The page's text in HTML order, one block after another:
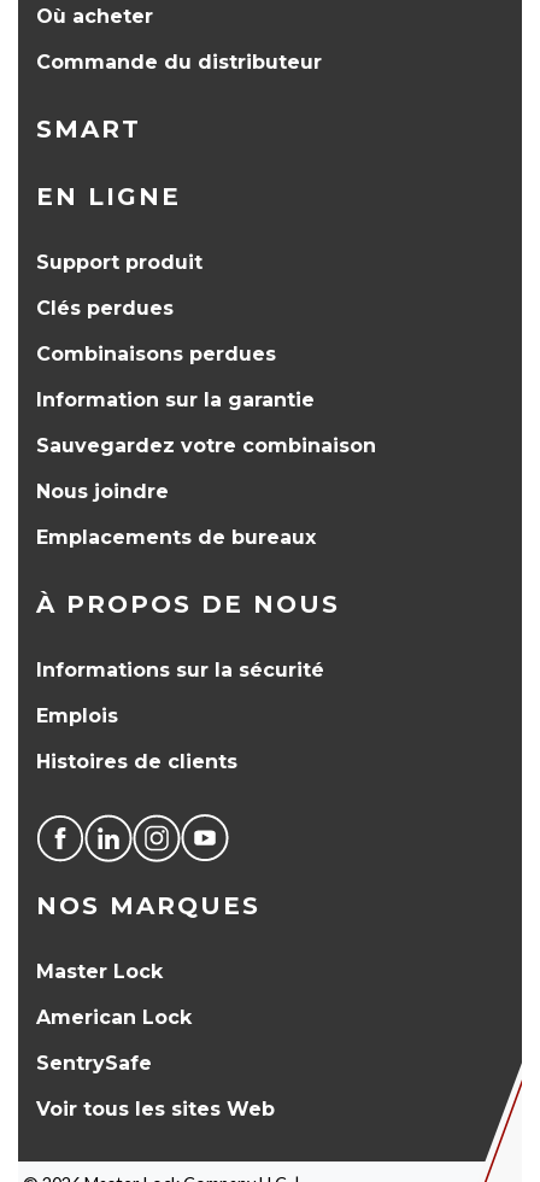
Où acheter
Commande du distributeur
SMART
EN LIGNE
Support produit
Clés perdues
Combinaisons perdues
Information sur la garantie
Sauvegardez votre combinaison
Nous joindre
Emplacements de bureaux
À PROPOS DE NOUS
Informations sur la sécurité
Emplois
Histoires de clients
NOS MARQUES
Master Lock
American Lock
SentrySafe
Voir tous les sites Web